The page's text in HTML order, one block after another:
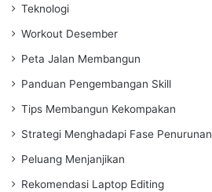
Teknologi
Workout Desember
Peta Jalan Membangun
Panduan Pengembangan Skill
Tips Membangun Kekompakan
Strategi Menghadapi Fase Penurunan
Peluang Menjanjikan
Rekomendasi Laptop Editing